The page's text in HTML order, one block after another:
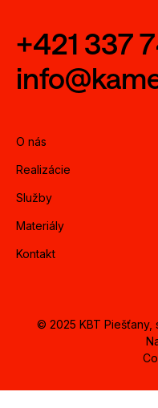
+421 337
O nás
Realizácie
Služby
Materiály
Kontakt
© 2025 KBT Piešťany,